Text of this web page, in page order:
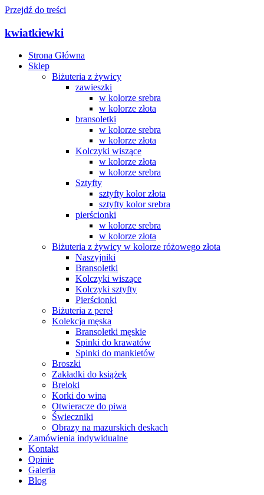
Przejdź do treści
kwiatkiewki
Strona Główna
Sklep
Biżuteria z żywicy
zawieszki
w kolorze srebra
w kolorze złota
bransoletki
w kolorze srebra
w kolorze złota
Kolczyki wiszące
w kolorze złota
w kolorze srebra
Sztyfty
sztyfty kolor złota
sztyfty kolor srebra
pierścionki
w kolorze srebra
w kolorze złota
Biżuteria z żywicy w kolorze różowego złota
Naszyjniki
Bransoletki
Kolczyki wiszące
Kolczyki sztyfty
Pierścionki
Biżuteria z pereł
Kolekcja męska
Bransoletki męskie
Spinki do krawatów
Spinki do mankietów
Broszki
Zakładki do książek
Breloki
Korki do wina
Otwieracze do piwa
Świeczniki
Obrazy na mazurskich deskach
Zamówienia indywidualne
Kontakt
Opinie
Galeria
Blog